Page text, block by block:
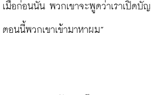
เมื่อก่อนนั้น พวกเขาจะพูดว่าเราเปิดบั
ตอนนี้พวกเขาเข้ามาหาผม”